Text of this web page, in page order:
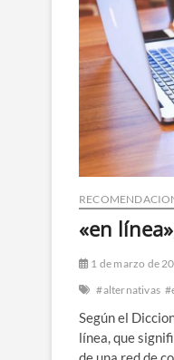
«en
1 de marzo de
#alternativas
Según el
línea, que